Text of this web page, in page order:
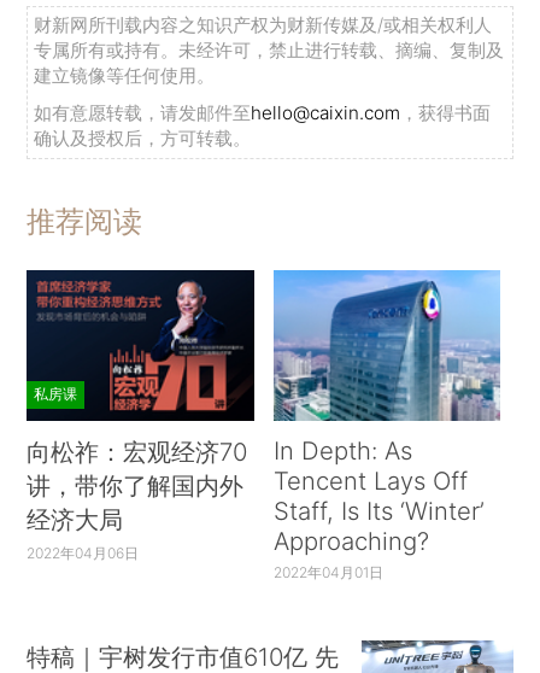
财新网所刊载内容之知识产权为财新传媒及/或相关权利人
专属所有或持有。未经许可，禁止进行转载、摘编、复制及
建立镜像等任何使用。
如有意愿转载，请发邮件至hello@caixin.com ，获得书面
确认及授权后，方可转载。
推荐阅读
私房课
向松祚：宏观经济70
讲，带你了解国内外
经济大局
2022年04月06日
In Depth: As
Tencent Lays Off
Staff, Is Its ‘Winter’
Approaching?
2022年04月01日
特稿｜宇树发行市值610亿 先